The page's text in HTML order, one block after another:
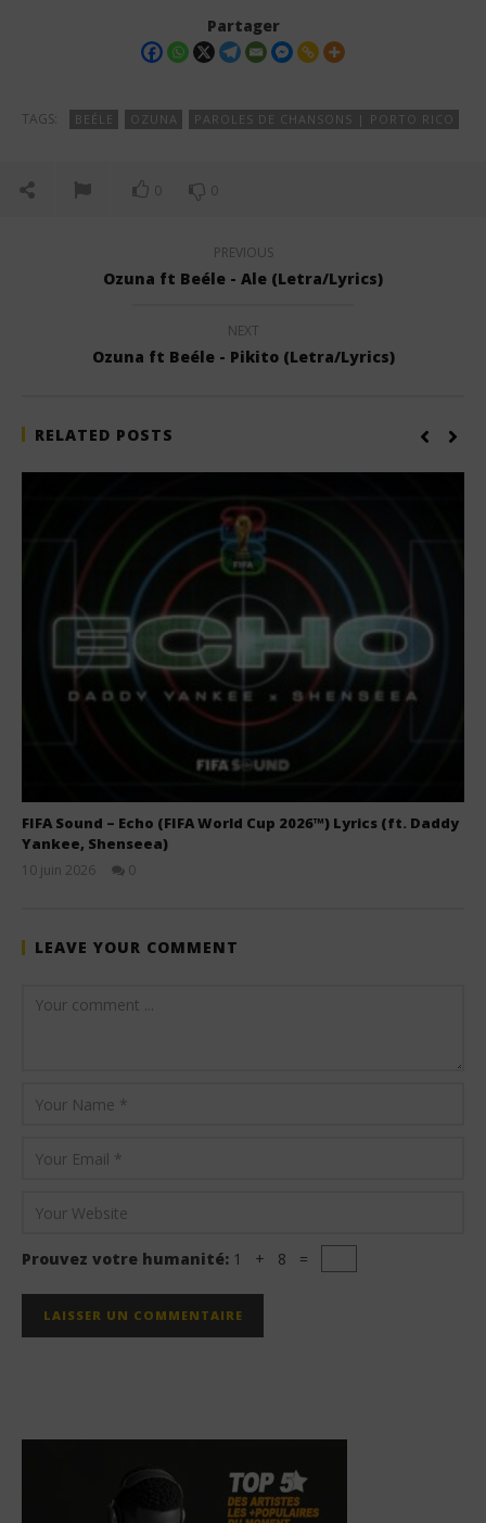
Partager
TAGS: BEÉLE OZUNA PAROLES DE CHANSONS | PORTO RICO
0 0
PREVIOUS
Ozuna ft Beéle - Ale (Letra/Lyrics)
NEXT
Ozuna ft Beéle - Pikito (Letra/Lyrics)
RELATED POSTS
FIFA Sound – Echo (FIFA World Cup 2026™) Lyrics (ft. Daddy
Yankee, Shenseea)
10 juin 2026
0
LEAVE YOUR COMMENT
Prouvez votre humanité: 1 + 8 =